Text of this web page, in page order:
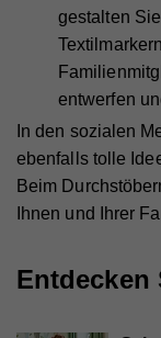
gestalten
entwerfen
In den sozialen
ebenfalls tolle
Beim
Ihnen und Ihrer
Entdecken
Laufzeit 7 Tage
Name
Anbieter
4
Zweck
Wird
Anbieter
Informationen
werden. Die
unser
Anbieter
Zweck
um
Cookie-
Externe
Mit dieser
unserer
die jeweiligen